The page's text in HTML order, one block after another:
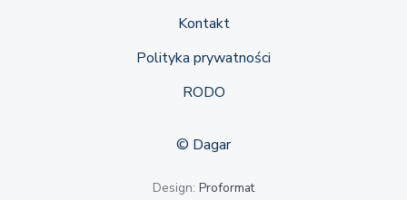
Kontakt
Polityka prywatności
RODO
© Dagar
Design: Proformat